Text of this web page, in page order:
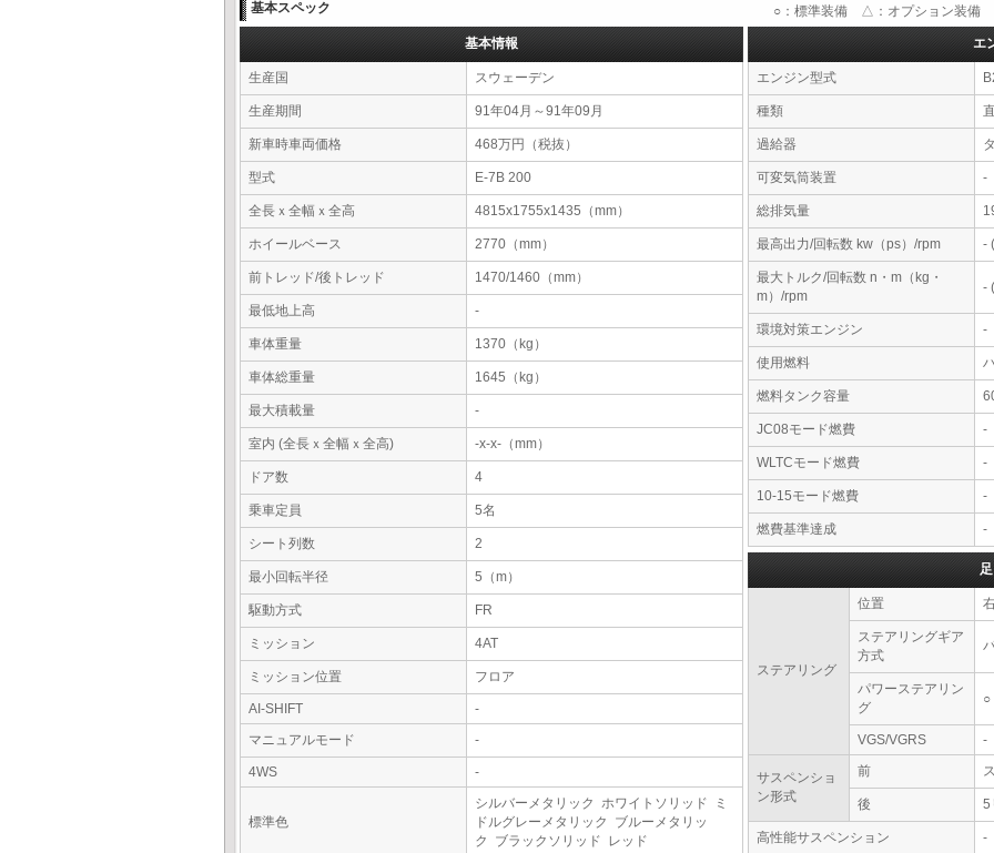
基本スペック ○：標準装備 △：オプション装備 -
基本情報
生産国 スウェーデン
生産期間 91年04月～91年09月
新車時車両価格 468万円（税抜）
型式 E-7B 200
全長ｘ全幅ｘ全高 4815x1755x1435（mm）
ホイールベース 2770（mm）
前トレッド/後トレッド 1470/1460（mm）
最低地上高 -
車体重量 1370（kg）
車体総重量 1645（kg）
最大積載量 -
室内 (全長ｘ全幅ｘ全高) -x-x-（mm）
ドア数 4
乗車定員 5名
シート列数 2
最小回転半径 5（m）
駆動方式 FR
ミッション 4AT
ミッション位置 フロア
AI-SHIFT
-
マニュアルモード
-
4WS -
標準色
シルバーメタリック ホワイトソリッド ミ
ドルグレーメタリック ブルーメタリッ
ク ブラックソリッド レッド
エ
エンジン型式
種類
過給器
可変気筒装置 -
総排気量
最高出力/回転数 kw（ps）/rpm -
最大トルク/回転数 n・m（kg・
m）/rpm
-
環境対策エンジン -
使用燃料
燃料タンク容量
JC08モード燃費 -
WLTCモード燃費 -
10-15モード燃費 -
燃費基準達成 -
ステアリング
位置
ステアリングギア
方式
パワーステアリン
グ
○
VGS/VGRS -
サスペンショ
ン形式
前
後 5
高性能サスペンション -